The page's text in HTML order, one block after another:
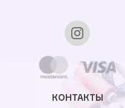
КОНТАКТЫ